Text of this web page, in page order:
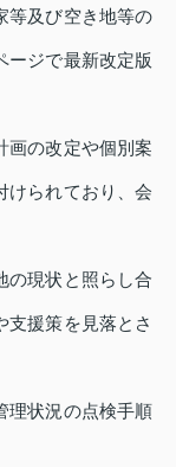
等及び空き地等の
ージで最新改定版
画の改定や個別案
けられており、会
の現状と照らし合
支援策を見落とさ
理状況の点検手順